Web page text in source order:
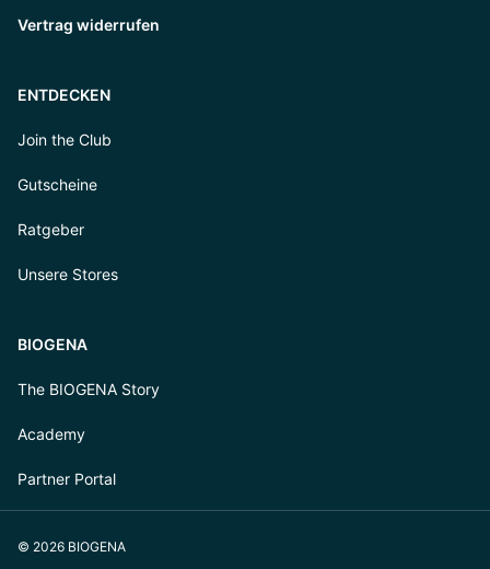
Vertrag widerrufen
ENTDECKEN
Join the Club
Gutscheine
Ratgeber
Unsere Stores
BIOGENA
The BIOGENA Story
Academy
Partner Portal
© 2026 BIOGENA